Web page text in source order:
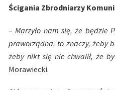
Ścigania Zbrodniarzy
–Marzyło nam się, że będzie
praworządna, to znaczy, żeby
żeby nikt się nie chwalił, że
Morawiecki.